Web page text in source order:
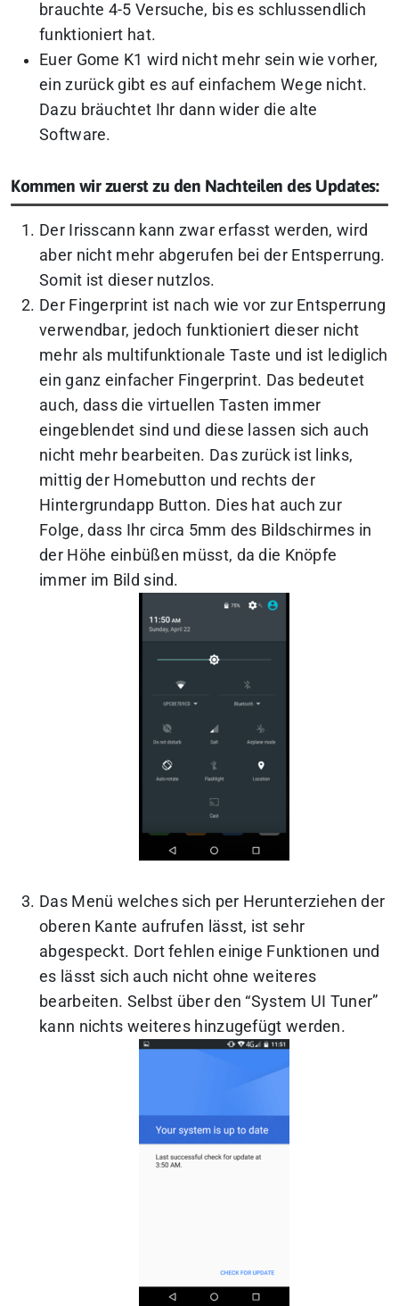
brauchte 4-5 Versuche, bis es schlussendlich
funktioniert hat.
Euer Gome K1 wird nicht mehr sein wie vorher,
ein zurück gibt es auf einfachem Wege nicht.
Dazu bräuchtet Ihr dann wider die alte
Software.
Kommen wir zuerst zu den Nachteilen des Updates:
Der Irisscann kann zwar erfasst werden, wird
aber nicht mehr abgerufen bei der Entsperrung.
Somit ist dieser nutzlos.
Der Fingerprint ist nach wie vor zur Entsperrung
verwendbar, jedoch funktioniert dieser nicht
mehr als multifunktionale Taste und ist lediglich
ein ganz einfacher Fingerprint. Das bedeutet
auch, dass die virtuellen Tasten immer
eingeblendet sind und diese lassen sich auch
nicht mehr bearbeiten. Das zurück ist links,
mittig der Homebutton und rechts der
Hintergrundapp Button. Dies hat auch zur
Folge, dass Ihr circa 5mm des Bildschirmes in
der Höhe einbüßen müsst, da die Knöpfe
immer im Bild sind.
Das Menü welches sich per Herunterziehen der
oberen Kante aufrufen lässt, ist sehr
abgespeckt. Dort fehlen einige Funktionen und
es lässt sich auch nicht ohne weiteres
bearbeiten. Selbst über den “System UI Tuner”
kann nichts weiteres hinzugefügt werden.